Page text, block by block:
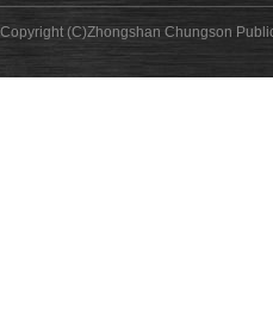
Copyright (C)Zhongshan Chungson